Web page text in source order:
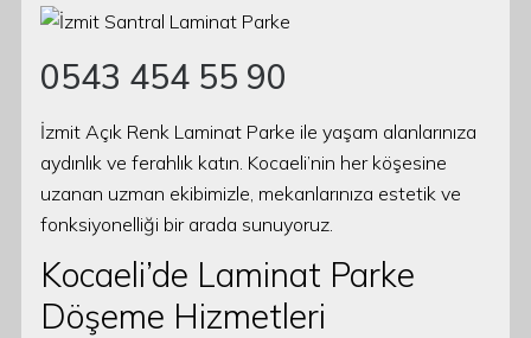
0543 454 55 90
İzmit Açık Renk Laminat Parke ile yaşam alanlarınıza
aydınlık ve ferahlık katın. Kocaeli’nin her köşesine
uzanan uzman ekibimizle, mekanlarınıza estetik ve
fonksiyonelliği bir arada sunuyoruz.
Kocaeli’de Laminat Parke
Döşeme Hizmetleri